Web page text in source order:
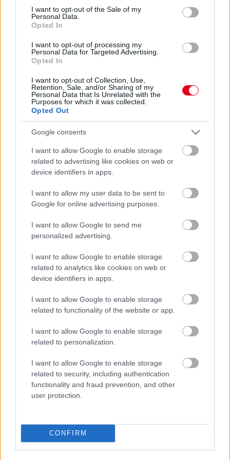
consent section.
I want to opt-out of the Sale of my
Personal Data.
Opted In
I want to opt-out of processing my
Personal Data for Targeted Advertising.
Opted In
I want to opt-out of Collection, Use,
Retention, Sale, and/or Sharing of my
Personal Data that Is Unrelated with the
Purposes for which it was collected.
Opted Out
Google consents
I want to allow Google to enable storage
related to advertising like cookies on web or
device identifiers in apps.
I want to allow my user data to be sent to
Google for online advertising purposes.
I want to allow Google to send me
personalized advertising.
I want to allow Google to enable storage
related to analytics like cookies on web or
device identifiers in apps.
I want to allow Google to enable storage
related to functionality of the website or app.
I want to allow Google to enable storage
related to personalization.
I want to allow Google to enable storage
related to security, including authentication
functionality and fraud prevention, and other
user protection.
CONFIRM
feszültség: a médianap legérdekesebb megszólalásai a Balaton
Park Circuitről.
előző hírek
Hallgasd meg a Formula Podcast
legfrissebb adását!
Kövess minket a Facebookon
Parc Fermé
4 órája
Montoya szerint Antonelli kedvessége sem segít